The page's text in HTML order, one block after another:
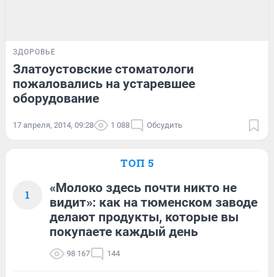
ЗДОРОВЬЕ
Златоустовские стоматологи
пожаловались на устаревшее
оборудование
17 апреля, 2014, 09:28 1 088 Обсудить
ТОП 5
1
«Молоко здесь почти никто не
видит»: как на тюменском заводе
делают продукты, которые вы
покупаете каждый день
98 167 144